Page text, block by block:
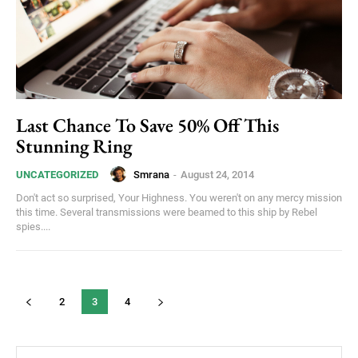
Last Chance To Save 50% Off This
Stunning Ring
UNCATEGORIZED Smrana - August 24, 2014
Don't act so surprised, Your Highness. You weren't on any mercy mission
this time. Several transmissions were beamed to this ship by Rebel
spies....
2 3 4